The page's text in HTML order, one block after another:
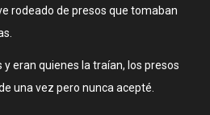
rodeado de presos que tomaban
eran quienes la traían, los presos
una vez pero nunca acepté.